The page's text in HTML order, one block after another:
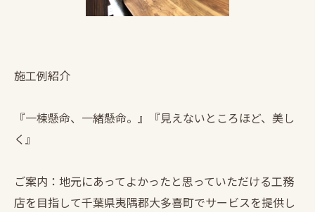
施工例紹介
『一棟懸命、一緒懸命。』『見えないところほど、美し
く』
ご案内：地元にあってよかったと思っていただける工務
店を目指して千葉県夷隅郡大多喜町でサービスを提供し